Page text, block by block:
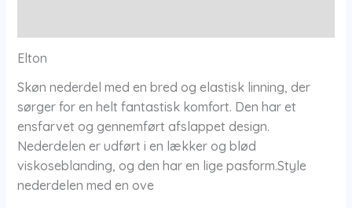
Elton
Skøn nederdel med en bred og elastisk linning, der
sørger for en helt fantastisk komfort. Den har et
ensfarvet og gennemført afslappet design.
Nederdelen er udført i en lækker og blød
viskoseblanding, og den har en lige pasform.Style
nederdelen med en ove